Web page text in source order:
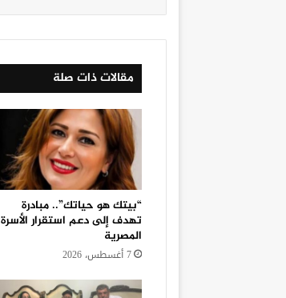
مقالات ذات صلة
“بيتك هو حياتك”.. مبادرة
تهدف إلى دعم استقرار الأسرة
المصرية
7 أغسطس، 2026